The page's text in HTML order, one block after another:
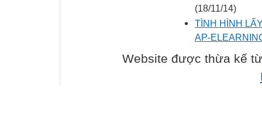
(18/11/14)
TÌNH HÌNH
AP-
Website được thừa kế